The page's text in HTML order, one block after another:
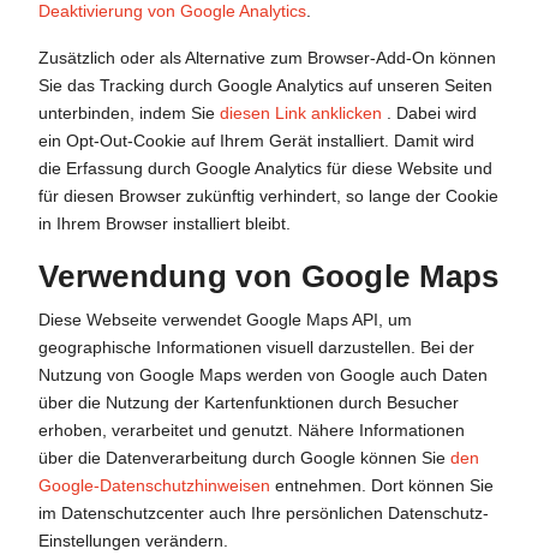
Deaktivierung von Google Analytics.
Zusätzlich oder als Alternative zum Browser-Add-On können
Sie das Tracking durch Google Analytics auf unseren Seiten
unterbinden, indem Sie diesen Link anklicken . Dabei wird
ein Opt-Out-Cookie auf Ihrem Gerät installiert. Damit wird
die Erfassung durch Google Analytics für diese Website und
für diesen Browser zukünftig verhindert, so lange der Cookie
in Ihrem Browser installiert bleibt.
Verwendung von Google Maps
Diese Webseite verwendet Google Maps API, um
geographische Informationen visuell darzustellen. Bei der
Nutzung von Google Maps werden von Google auch Daten
über die Nutzung der Kartenfunktionen durch Besucher
erhoben, verarbeitet und genutzt. Nähere Informationen
über die Datenverarbeitung durch Google können Sie den
Google-Datenschutzhinweisen entnehmen. Dort können Sie
im Datenschutzcenter auch Ihre persönlichen Datenschutz-
Einstellungen verändern.